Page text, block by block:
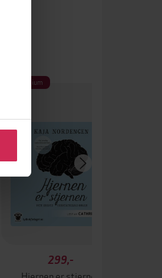
Premium
299,-
Hjernen er stjernen